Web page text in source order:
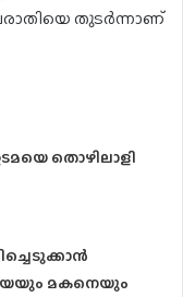
തുടർന്നാണ്‌
തൊഴിലാളി
മകനെയും